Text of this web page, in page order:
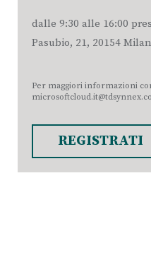
dalle 9:30 alle 16:00
Pasubio, 21, 20154
Per maggiori informazioni
REGISTRATI